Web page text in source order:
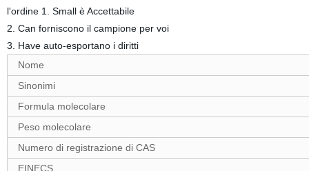
l'ordine 1. Small è Accettabile
2. Can forniscono il campione per voi
3. Have auto-esportano i diritti
Nome
Sinonimi
Formula molecolare
Peso molecolare
Numero di registrazione di CAS
EINECS